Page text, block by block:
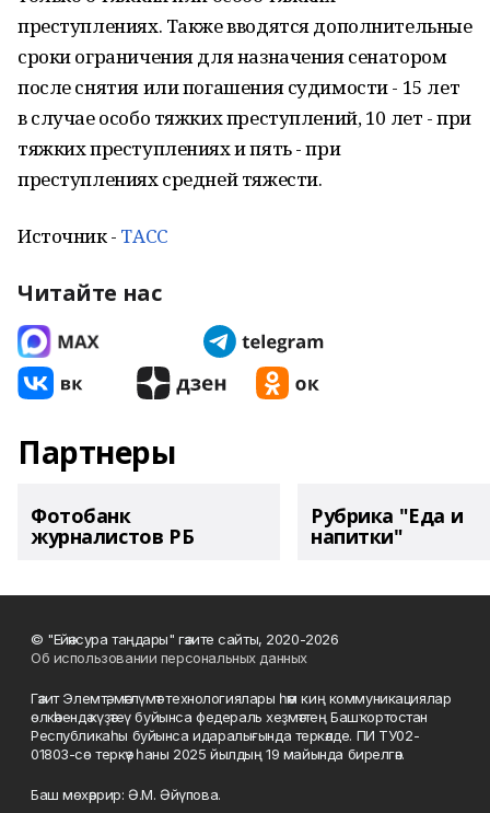
преступлениях. Также вводятся дополнительные
сроки ограничения для назначения сенатором
после снятия или погашения судимости - 15 лет
в случае особо тяжких преступлений, 10 лет - при
тяжких преступлениях и пять - при
преступлениях средней тяжести.
Источник - ТАСС
Читайте нас
Партнеры
Фотобанк
журналистов РБ
Рубрика "Еда и
напитки"
© "Ейәнсура таңдары" гәзите сайты, 2020-2026
Об использовании персональных данных
Гәзит Элемтә, мәғлүмәт технологиялары һәм киң коммуникациялар
өлкәһендә күҙәтеү буйынса федераль хеҙмәттең Башҡортостан
Республикаһы буйынса идаралығында теркәлде. ПИ ТУ02-
01803-сө теркәү һаны 2025 йылдың 19 майында бирелгән.
Баш мөхәррир: Ә.М. Әйүпова.